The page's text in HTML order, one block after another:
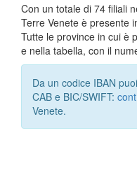
Con un totale di 74 filiali
Terre Venete è presente
Tutte le province in cui è
e nella tabella, con il
Da un codice IBAN
CAB e BIC/SWIFT:
Venete.